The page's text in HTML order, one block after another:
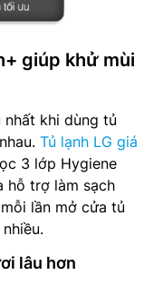
giúp khử mùi
khi dùng tủ
Tủ lạnh LG giá
3 lớp Hygiene
hỗ trợ làm sạch
lần mở cửa tủ
lâu hơn